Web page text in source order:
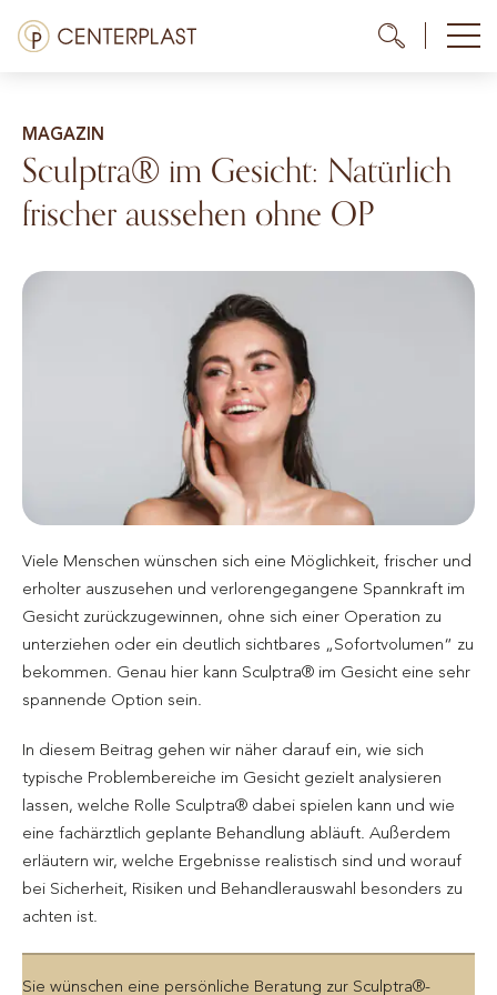
Zum
Inhalt
Menü
Über uns
Kosten
MAGAZIN
Sculptra® im Gesicht: Natürlich
frischer aussehen ohne OP
Viele Menschen wünschen sich eine Möglichkeit, frischer und
erholter auszusehen und verlorengegangene Spannkraft im
Gesicht zurückzugewinnen, ohne sich einer Operation zu
unterziehen oder ein deutlich sichtbares „Sofortvolumen“ zu
bekommen. Genau hier kann Sculptra® im Gesicht eine sehr
spannende Option sein.
In diesem Beitrag gehen wir näher darauf ein, wie sich
typische Problembereiche im Gesicht gezielt analysieren
lassen, welche Rolle Sculptra® dabei spielen kann und wie
eine fachärztlich geplante Behandlung abläuft. Außerdem
erläutern wir, welche Ergebnisse realistisch sind und worauf
bei Sicherheit, Risiken und Behandlerauswahl besonders zu
achten ist.
Sie wünschen eine persönliche Beratung zur Sculptra®-